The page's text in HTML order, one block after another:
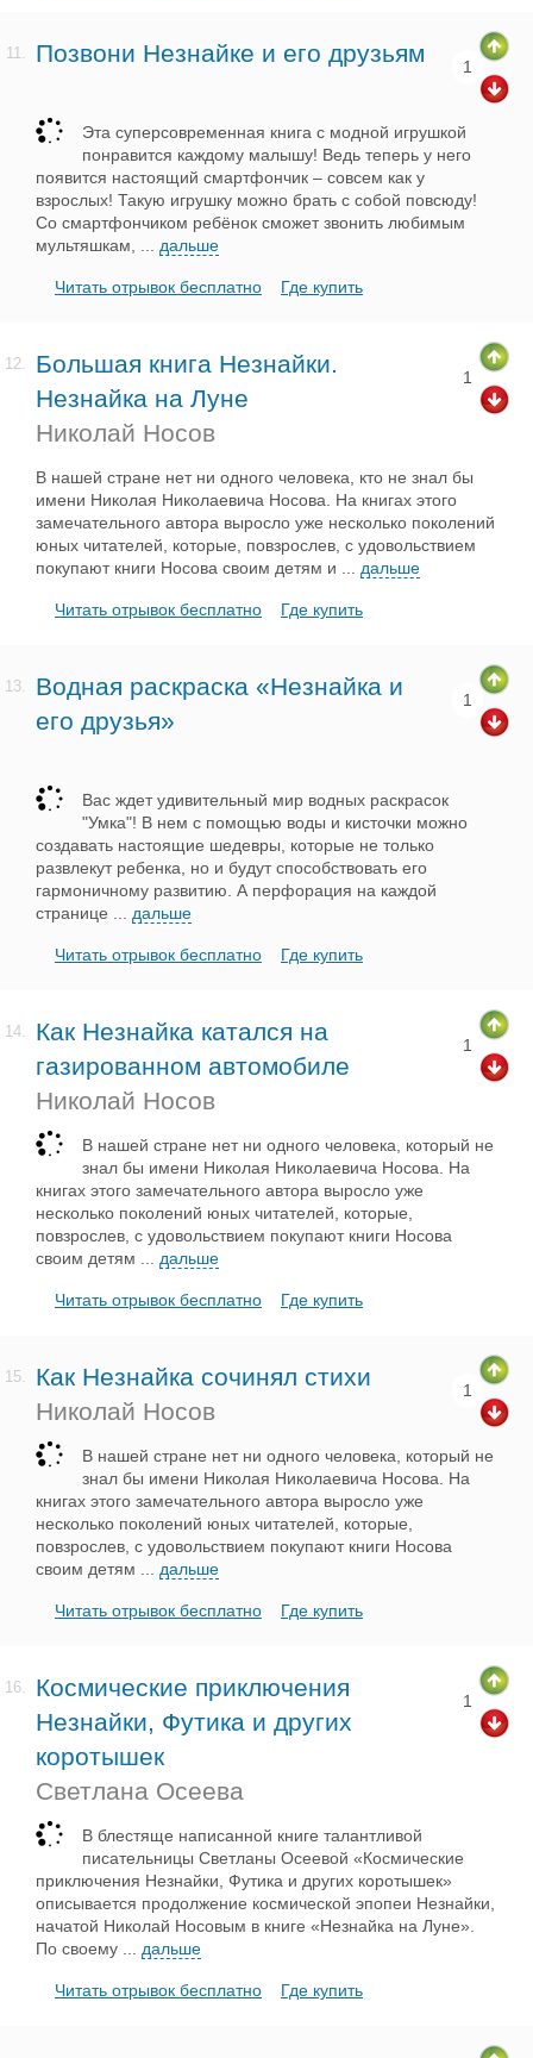
11. Позвони Незнайке и его друзьям 1
Эта суперсовременная книга с модной игрушкой
понравится каждому малышу! Ведь теперь у него
появится настоящий смартфончик – совсем как у
взрослых! Такую игрушку можно брать с собой повсюду!
Со смартфончиком ребёнок сможет звонить любимым
мультяшкам,
дальше
Читать отрывок бесплатно Где купить
12.
Большая книга Незнайки.
Незнайка на Луне
Николай Носов
1
В нашей стране нет ни одного человека, кто не знал бы
имени Николая Николаевича Носова. На книгах этого
замечательного автора выросло уже несколько поколений
юных читателей, которые, повзрослев, с удовольствием
покупают книги Носова своим детям и
дальше
Читать отрывок бесплатно Где купить
13.
Водная раскраска «Незнайка и
его друзья»
1
Вас ждет удивительный мир водных раскрасок
"Умка"! В нем с помощью воды и кисточки можно
создавать настоящие шедевры, которые не только
развлекут ребенка, но и будут способствовать его
гармоничному развитию. А перфорация на каждой
странице
дальше
Читать отрывок бесплатно Где купить
14.
Как Незнайка катался на
газированном автомобиле
Николай Носов
1
В нашей стране нет ни одного человека, который не
знал бы имени Николая Николаевича Носова. На
книгах этого замечательного автора выросло уже
несколько поколений юных читателей, которые,
повзрослев, с удовольствием покупают книги Носова
своим детям
дальше
Читать отрывок бесплатно Где купить
15.
Как Незнайка сочинял стихи
Николай Носов
1
В нашей стране нет ни одного человека, который не
знал бы имени Николая Николаевича Носова. На
книгах этого замечательного автора выросло уже
несколько поколений юных читателей, которые,
повзрослев, с удовольствием покупают книги Носова
своим детям
дальше
Читать отрывок бесплатно Где купить
16.
Космические приключения
Незнайки, Футика и других
коротышек
Светлана Осеева
1
В блестяще написанной книге талантливой
писательницы Светланы Осеевой «Космические
приключения Незнайки, Футика и других коротышек»
описывается продолжение космической эпопеи Незнайки,
начатой Николай Носовым в книге «Незнайка на Луне».
По своему
дальше
Читать отрывок бесплатно Где купить